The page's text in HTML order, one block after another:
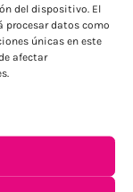
del dispositivo. El
datos como
únicas en este
afectar